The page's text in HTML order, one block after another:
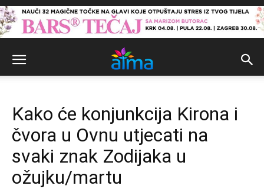
Kako će konjunkcija Kirona i
čvora u Ovnu utjecati na
svaki znak Zodijaka u
ožujku/martu